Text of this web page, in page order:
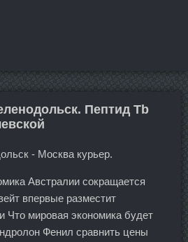
Пептид Tb
- Москва курьер.
Австралии сокращается
впервые разместит
Что мировая экономика будет
Фенил сравнить цены